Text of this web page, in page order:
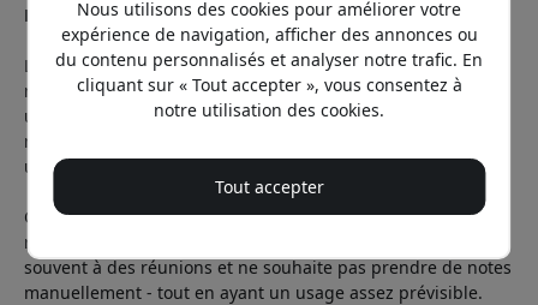
Pro - pour les réunions régulières et le travail
L’abonnement Pro offre 1 200 minutes par mois, soit une
nette montée en gamme, et convient à celles et ceux qui
utilisent Plaud pour le travail ou les études. Il propose
nettement plus de minutes d’enregistrement par mois et
une meilleure prise en charge des réunions plus longues.
C’est un excellent choix pour les consultants, les
responsables d’équipe ou toute personne qui assiste
souvent à des réunions et ne souhaite pas prendre de notes
manuellement - tout en ayant un usage assez prévisible.
Nous utilisons des cookies pour améliorer votre
expérience de navigation, afficher des annonces ou
du contenu personnalisés et analyser notre trafic. En
cliquant sur « Tout accepter », vous consentez à
notre utilisation des cookies.
Tout accepter